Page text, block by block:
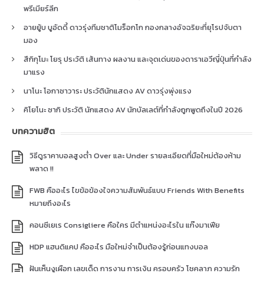
พรีเมียร์ลีก
อายยู้บ บูอัดดี้ ดาวรุ่งทีมชาติโมร็อกโก กองกลางอัจฉริยะที่ยุโรปจับตา
มอง
สึกิกุโมะ โยรุ ประวัติ เส้นทาง ผลงาน และจุดเด่นของดาราเอวีญี่ปุ่นที่กำลัง
มาแรง
นาโนะ โอกาซาวาระ ประวัตินักแสดง AV ดาวรุ่งพุ่งแรง
คิโยโนะ ซากิ ประวัติ นักแสดง AV นักบัลเลต์ที่กำลังถูกพูดถึงในปี 2026
บทความฮิต
วิธีดูราคาบอลสูงต่ำ Over และ Under รายละเอียดที่มือใหม่ต้องห้าม
พลาด !!
FWB คืออะไร ไขข้อข้องใจความสัมพันธ์แบบ Friends With Benefits
หมายถึงอะไร
คอนซีเยเร Consigliere คือใคร มีตำแหน่งอะไรใน แก๊งมาเฟีย
HDP แฮนดิแคป คืออะไร มือใหม่จำเป็นต้องรู้ก่อนแทงบอล
ฝันเห็นงูเผือก เลขเด็ด การงาน การเงิน ครอบครัว โชคลาภ ความรัก